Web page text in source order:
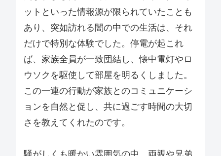
ットといった情報源が限られていたことも
あり、突如訪れる闇の中での生活は、それ
だけで特別な体験でした。停電が起これ
ば、家族全員が一致団結し、懐中電灯やロ
ウソクを駆使して部屋を明るくしました。
この一連の行動が家族とのコミュニケーシ
ョンを自然と促し、共に過ごす時間の大切
さを教えてくれたのです。